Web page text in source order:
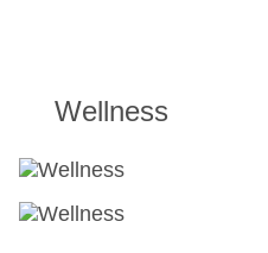
Wellness